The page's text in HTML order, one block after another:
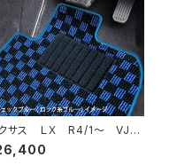
サス ＬＸ R4/1〜 VJA
・VJH310W 7人乗 フ
マット一式 カーマット ス